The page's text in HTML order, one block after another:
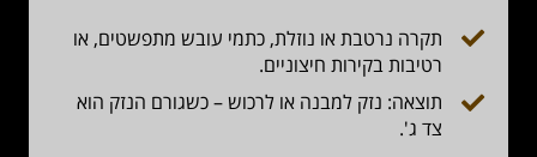
תקרה נרטבת או נוזלת, כתמי עובש מתפשטים, או
רטיבות בקירות חיצוניים.
תוצאה: נזק למבנה או לרכוש – כשגורם הנזק הוא
צד ג'.